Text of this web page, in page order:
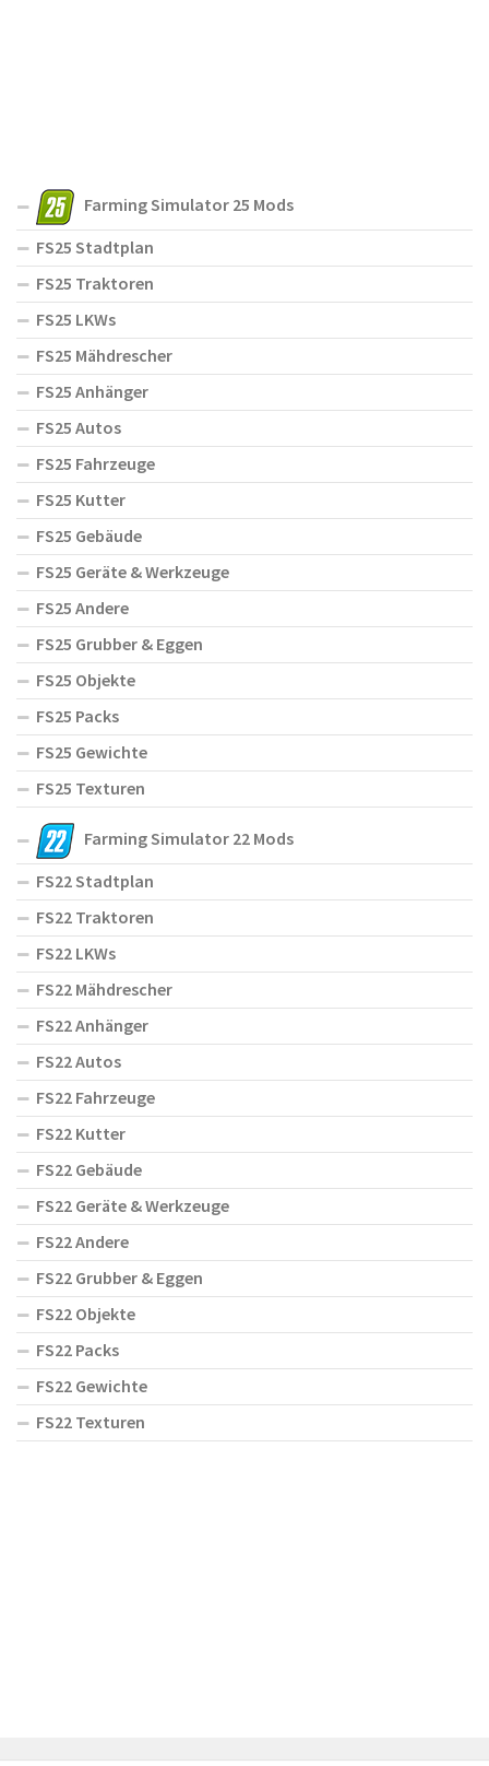
Farming Simulator 25 Mods
FS25 Stadtplan
FS25 Traktoren
FS25 LKWs
FS25 Mähdrescher
FS25 Anhänger
FS25 Autos
FS25 Fahrzeuge
FS25 Kutter
FS25 Gebäude
FS25 Geräte & Werkzeuge
FS25 Andere
FS25 Grubber & Eggen
FS25 Objekte
FS25 Packs
FS25 Gewichte
FS25 Texturen
Farming Simulator 22 Mods
FS22 Stadtplan
FS22 Traktoren
FS22 LKWs
FS22 Mähdrescher
FS22 Anhänger
FS22 Autos
FS22 Fahrzeuge
FS22 Kutter
FS22 Gebäude
FS22 Geräte & Werkzeuge
FS22 Andere
FS22 Grubber & Eggen
FS22 Objekte
FS22 Packs
FS22 Gewichte
FS22 Texturen